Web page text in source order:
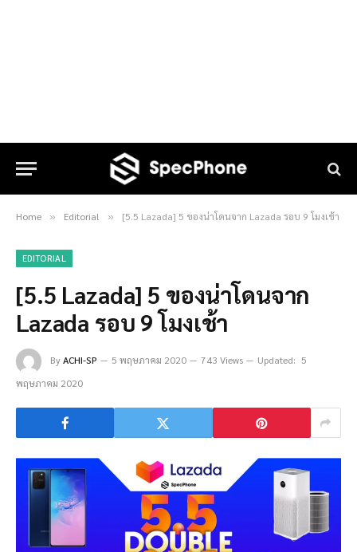
Home » Editorial » [5.5 Lazada] 5 ของน่าโดนจาก Lazada รอบ 9 โมงเช้า
EDITORIAL
[5.5 Lazada] 5 ของน่าโดนจาก
Lazada รอบ 9 โมงเช้า
ByACHI-SP 5 พฤษภาคม 2020 743 Views Updated: 5
พฤษภาคม 2020